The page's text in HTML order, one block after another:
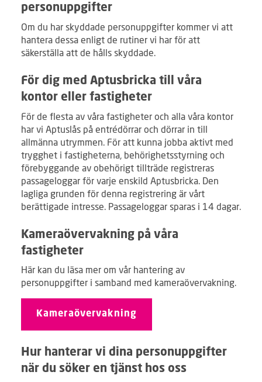
personuppgifter
Om du har skyddade personuppgifter kommer vi att
hantera dessa enligt de rutiner vi har för att
säkerställa att de hålls skyddade.
För dig med Aptusbricka till våra
kontor eller fastigheter
För de flesta av våra fastigheter och alla våra kontor
har vi Aptuslås på entrédörrar och dörrar in till
allmänna utrymmen. För att kunna jobba aktivt med
trygghet i fastigheterna, behörighetsstyrning och
förebyggande av obehörigt tillträde registreras
passageloggar för varje enskild Aptusbricka. Den
lagliga grunden för denna registrering är vårt
berättigade intresse. Passageloggar sparas i 14 dagar.
Kameraövervakning på våra
fastigheter
Här kan du läsa mer om vår hantering av
personuppgifter i samband med kameraövervakning.
Kameraövervakning
Hur hanterar vi dina personuppgifter
när du söker en tjänst hos oss